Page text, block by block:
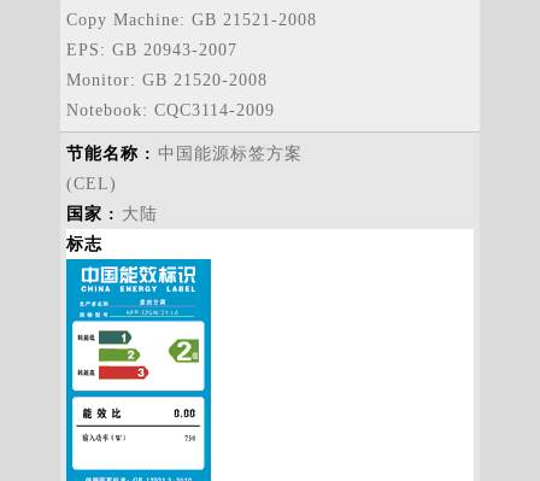
Copy Machine: GB 21521-2008
EPS: GB 20943-2007
Monitor: GB 21520-2008
Notebook: CQC3114-2009
中国能源标签方案
(CEL)
大陆
标志